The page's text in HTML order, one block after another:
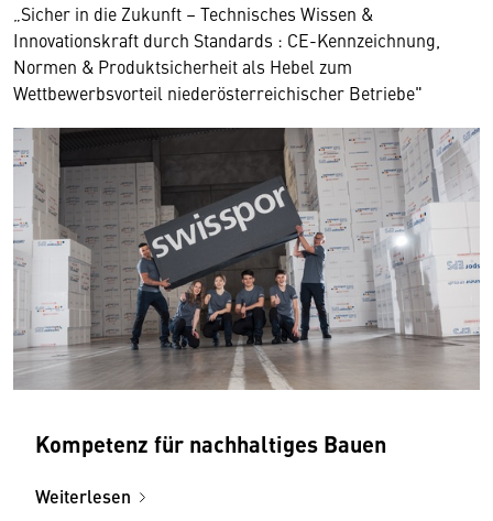
„Sicher in die Zukunft – Technisches Wissen &
Innovationskraft durch Standards : CE-Kennzeichnung,
Normen & Produktsicherheit als Hebel zum
Wettbewerbsvorteil niederösterreichischer Betriebe"
Kompetenz für nachhaltiges Bauen
Weiterlesen